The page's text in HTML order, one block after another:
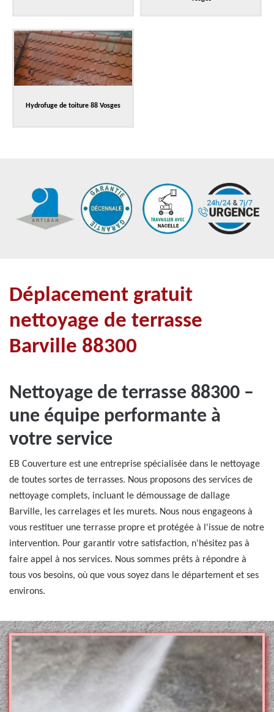
Hydrofuge de toiture 88 Vosges
Déplacement gratuit
nettoyage de terrasse
Barville 88300
Nettoyage de terrasse 88300 –
une équipe performante à
votre service
EB Couverture est une entreprise spécialisée dans le nettoyage
de toutes sortes de terrasses. Nous proposons des services de
nettoyage complets, incluant le démoussage de dallage
Barville, les carrelages et les murets. Nous nous engageons à
vous restituer une terrasse propre et protégée à l'issue de notre
intervention. Pour garantir votre satisfaction, n'hésitez pas à
faire appel à nos services. Nous sommes prêts à répondre à
tous vos besoins, où que vous soyez dans le département et ses
environs.